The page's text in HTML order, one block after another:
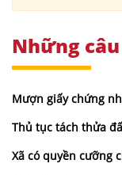
Những
Mượn giấy chứng
Thủ tục tách thửa
Xã có quyền cưỡng